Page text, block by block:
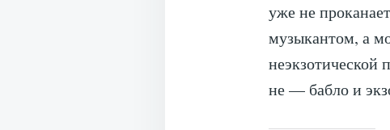
уже не
музыкантом, а
неэкзотической
не — бабло и